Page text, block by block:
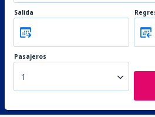
Salida
Pasajeros
1